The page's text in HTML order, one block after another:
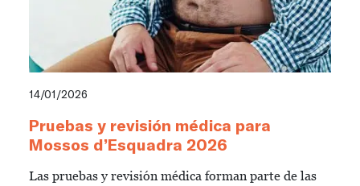
14/01/2026
Pruebas y revisión médica para
Mossos d’Esquadra 2026
Las pruebas y revisión médica forman parte de las